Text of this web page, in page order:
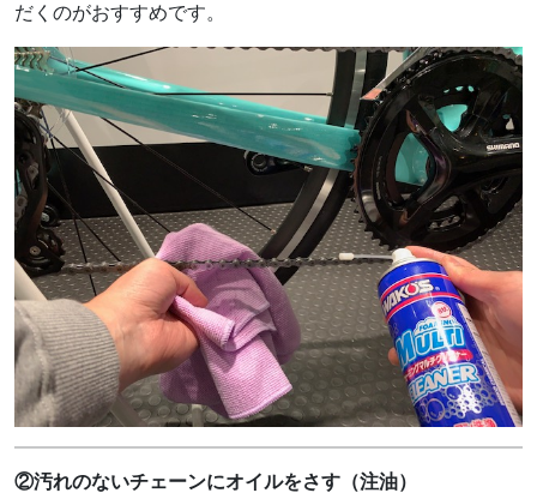
だくのがおすすめです。
②汚れのないチェーンにオイルをさす（注油）